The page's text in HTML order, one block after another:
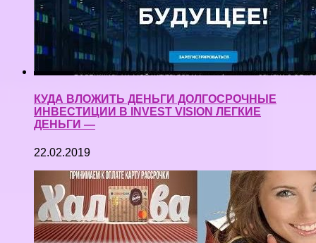
КУДА ВЛОЖИТЬ ДЕНЬГИ ДОЛГОСРОЧНЫЕ
ИНВЕСТИЦИИ В INVEST VISION ЛЕГКИЕ
ДЕНЬГИ —
22.02.2019